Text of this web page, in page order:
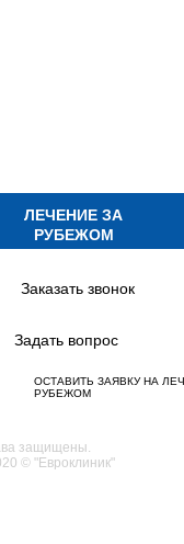
ЛЕЧЕНИЕ ЗА
РУБЕЖОМ
Заказать звонок
Задать вопрос
ОСТАВИТЬ ЗАЯВКУ НА
РУБЕЖОМ
защищены.
© "Евроклиник"